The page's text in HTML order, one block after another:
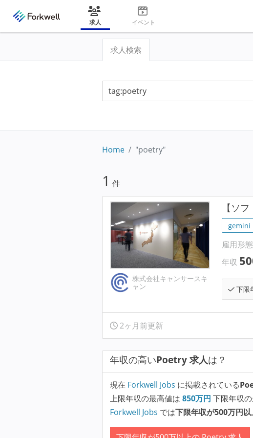
求人 イベント
求人検索
Home "poetry"
1 件
株式会社キャンサースキ
ャン
【ソ
gemini
雇用形態
年収
下限
2ヶ月前更新
年収の高いPoetry 求人は？
現在 Forkwell Jobs に掲載されている
上限年収の最高値は 850万円 下限年収
Forkwell Jobs では下限年収が500万円以